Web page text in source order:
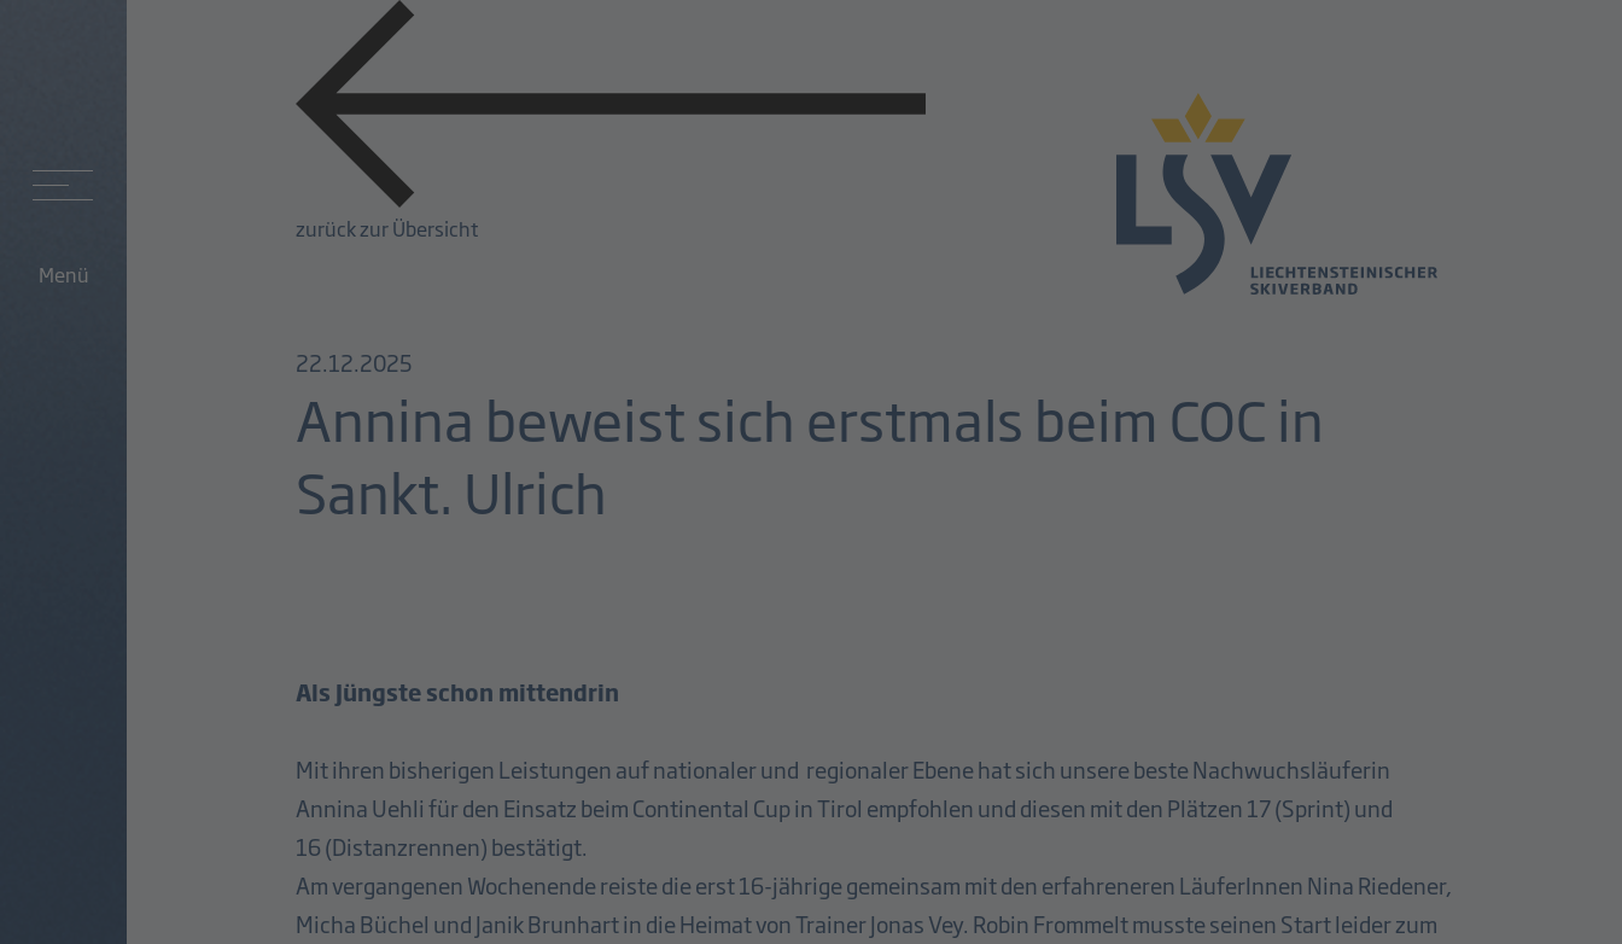
Menü
zurück zur Übersicht
22.12.2025
Annina beweist sich erstmals beim COC in
Sankt. Ulrich
Als Jüngste schon mittendrin
Mit ihren bisherigen Leistungen auf nationaler und regionaler Ebene hat sich unsere beste Nachwuchsläuferin
Annina Uehli für den Einsatz beim Continental Cup in Tirol empfohlen und diesen mit den Plätzen 17 (Sprint) und
16 (Distanzrennen) bestätigt.
Am vergangenen Wochenende reiste die erst 16-jährige gemeinsam mit den erfahreneren LäuferInnen Nina Riedener,
Micha Büchel und Janik Brunhart in die Heimat von Trainer Jonas Vey. Robin Frommelt musste seinen Start leider zum